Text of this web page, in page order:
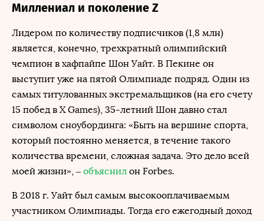
Миллениал и поколение Z
Лидером по количеству подписчиков (1,8 млн)
является, конечно, трехкратный олимпийский
чемпион в хафпайпе Шон Уайт. В Пекине он
выступит уже на пятой Олимпиаде подряд. Один из
самых титулованных экстремальщиков (на его счету
15 побед в X Games), 35-летний Шон давно стал
символом сноубординга: «Быть ​​на вершине спорта,
который постоянно меняется, в течение такого
количества времени, сложная задача. Это дело всей
моей жизни», – объяснил он Forbes.
В 2018 г. Уайт был самым высокооплачиваемым
участником Олимпиады. Тогда его ежегодный доход